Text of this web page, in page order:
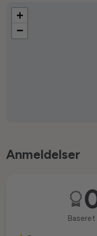
+
−
Anmeldelser